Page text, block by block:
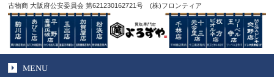
古物商 大阪府公安委員会 第621230162721号 (株)フロンティア
MENU